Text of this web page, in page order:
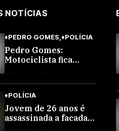
NOTÍCIAS
♦PEDRO GOMES ♦POLÍCIA
Pedro Gomes:
Motociclista fica
tinha CNH
♦POLÍCIA
Jovem de 26 anos é
assassinada a facadas